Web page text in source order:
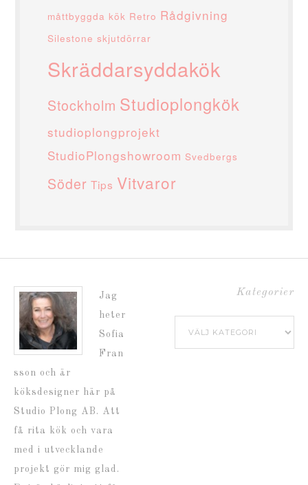
måttbyggda kök Retro Rådgivning
Silestone skjutdörrar
Skräddarsyddakök
Stockholm Studioplongkök
studioplongprojekt
StudioPlongshowroom Svedbergs
Söder Tips Vitvaror
Jag
heter
Sofia
Fran
sson och är
köksdesigner här på
Studio Plong AB. Att
få rita kök och vara
med i utvecklande
projekt gör mig glad.
Kategorier
Kategorier